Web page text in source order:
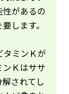
性があるの
します。
タミンＫが
Ｋはササ
されてし